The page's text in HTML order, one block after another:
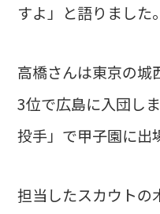
すよ」と語りました。
高橋さんは東京の城
3位で広島に入団し
投手」で甲子園に出
担当したスカウトの